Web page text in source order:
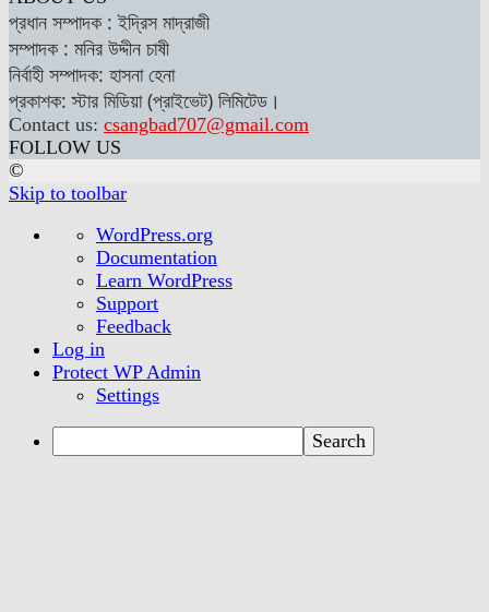
প্রধান সম্পাদক : ইদ্রিস মাদ্রাজী
সম্পাদক : মনির উদ্দীন চাষী
নির্বাহী সম্পাদক: হাসনা হেনা
প্রকাশক: স্টার মিডিয়া (প্রাইভেট) লিমিটেড।
Contact us: csangbad707@gmail.com
FOLLOW US
©
Skip to toolbar
About
WordPress
WordPress.org
Documentation
Learn WordPress
Support
Feedback
Log in
Protect WP Admin
Settings
Search